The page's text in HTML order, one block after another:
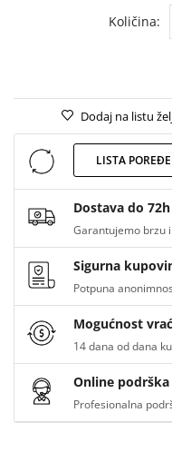
Dodaj na listu
LISTA
Dostava do 72h
Garantujemo brzu
Sigurna
Potpuna
Mogućnost
14 dana od dana
Online podrška
Profesionalna